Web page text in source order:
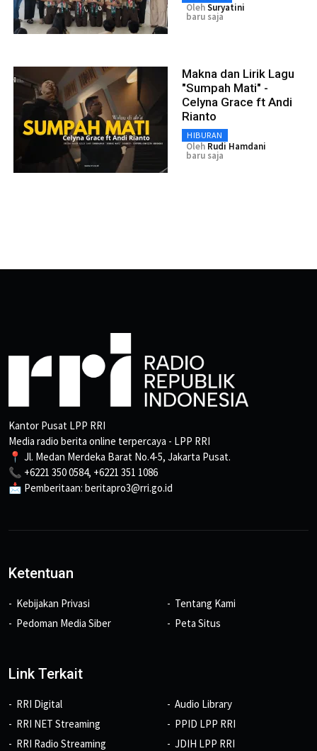
OlehSuryatini
baru saja
Makna dan Lirik Lagu
"Sumpah Mati" -
Celyna Grace ft Andi
Rianto
HIBURAN
Oleh Rudi Hamdani
baru saja
Kantor Pusat LPP RRI
Media radio berita online terpercaya - LPP RRI
📍 Jl. Medan Merdeka Barat No.4-5, Jakarta Pusat.
📞 +6221 350 0584, +6221 351 1086
📩 Pemberitaan: beritapro3@rri.go.id
Ketentuan
Kebijakan Privasi
Pedoman Media Siber
Tentang Kami
Peta Situs
Link Terkait
RRI Digital
RRI NET Streaming
RRI Radio Streaming
Audio Library
PPID LPP RRI
JDIH LPP RRI